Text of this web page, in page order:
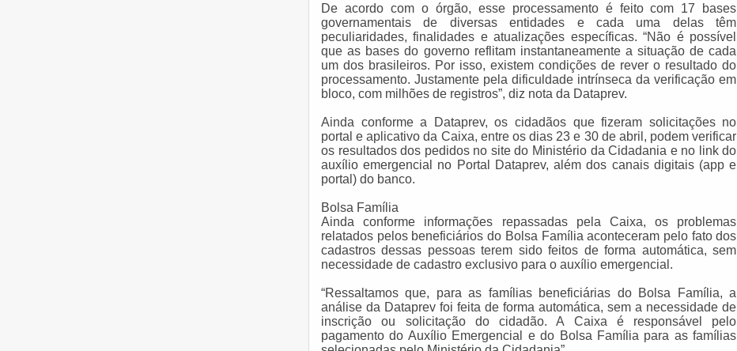
De acordo com o órgão, esse processamento é feito com 17 bases
governamentais de diversas entidades e cada uma delas têm
peculiaridades, finalidades e atualizações específicas. “Não é possível
que as bases do governo reflitam instantaneamente a situação de cada
um dos brasileiros. Por isso, existem condições de rever o resultado do
processamento. Justamente pela dificuldade intrínseca da verificação em
bloco, com milhões de registros”, diz nota da Dataprev.
Ainda conforme a Dataprev, os cidadãos que fizeram solicitações no
portal e aplicativo da Caixa, entre os dias 23 e 30 de abril, podem verificar
os resultados dos pedidos no site do Ministério da Cidadania e no link do
auxílio emergencial no Portal Dataprev, além dos canais digitais (app e
portal) do banco.
Bolsa Família
Ainda conforme informações repassadas pela Caixa, os problemas
relatados pelos beneficiários do Bolsa Família aconteceram pelo fato dos
cadastros dessas pessoas terem sido feitos de forma automática, sem
necessidade de cadastro exclusivo para o auxílio emergencial.
“Ressaltamos que, para as famílias beneficiárias do Bolsa Família, a
análise da Dataprev foi feita de forma automática, sem a necessidade de
inscrição ou solicitação do cidadão. A Caixa é responsável pelo
pagamento do Auxílio Emergencial e do Bolsa Família para as famílias